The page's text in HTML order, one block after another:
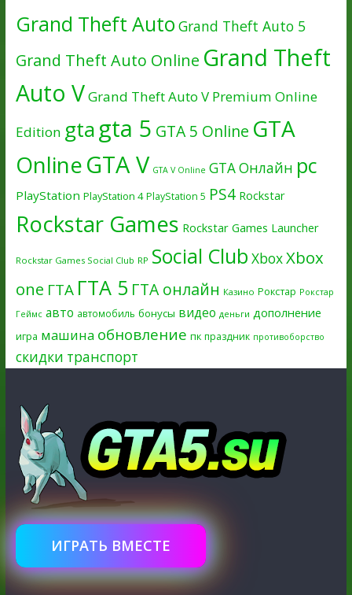
Grand Theft Auto Grand Theft Auto 5
Grand Theft Auto Online Grand Theft
Auto VGrand Theft Auto V Premium Online
Edition gtagta 5 GTA 5 Online GTA
OnlineGTA V GTA V Online GTA Онлайн pc
PlayStation PlayStation 4 PlayStation 5 PS4 Rockstar
Rockstar Games Rockstar Games Launcher
Rockstar Games Social Club RP Social Club XboxXbox
one ГТА ГТА 5 ГТА онлайн Казино Рокстар Рокстар
Геймс авто автомобиль бонусы видео деньги дополнение
игра машина обновление пк праздник противоборство
скидки транспорт
ИГРАТЬ ВМЕСТЕ